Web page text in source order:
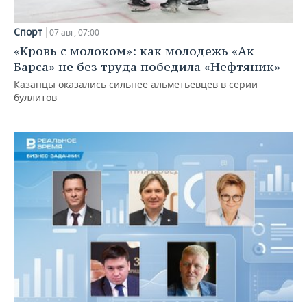
Спорт 07 авг, 07:00
«Кровь с молоком»: как молодежь «Ак
Барса» не без труда победила «Нефтяник»
Казанцы оказались сильнее альметьевцев в серии
буллитов